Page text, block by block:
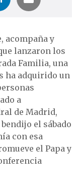
acompaña y
lanzaron los
Familia, una
ha adquirido un
a
de Madrid,
el sábado
con esa
el Papa y